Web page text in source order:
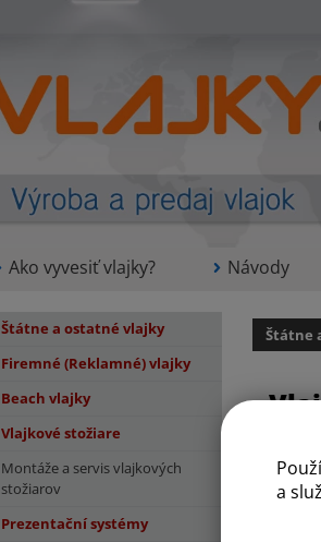
a
Ako vyvesiť vlajky? Návody
Štátne
Štátne a ostatné vlajky
Firemné (Reklamné) vlajky
Beach vlajky
Vlajkové stožiare
Montáže a servis vlajkových
stožiarov
Prezentační systémy